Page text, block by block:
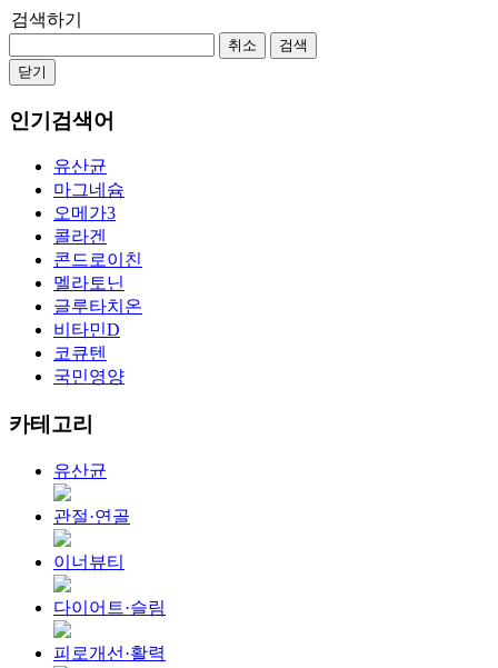
검색하기
취소
검색
닫기
인기검색어
유산균
마그네슘
오메가3
콜라겐
콘드로이친
멜라토닌
글루타치온
비타민D
코큐텐
국민영양
카테고리
유산균
관절·연골
이너뷰티
다이어트·슬림
피로개선·활력